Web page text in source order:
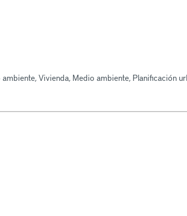
Vivienda, Medio ambiente, Planificación